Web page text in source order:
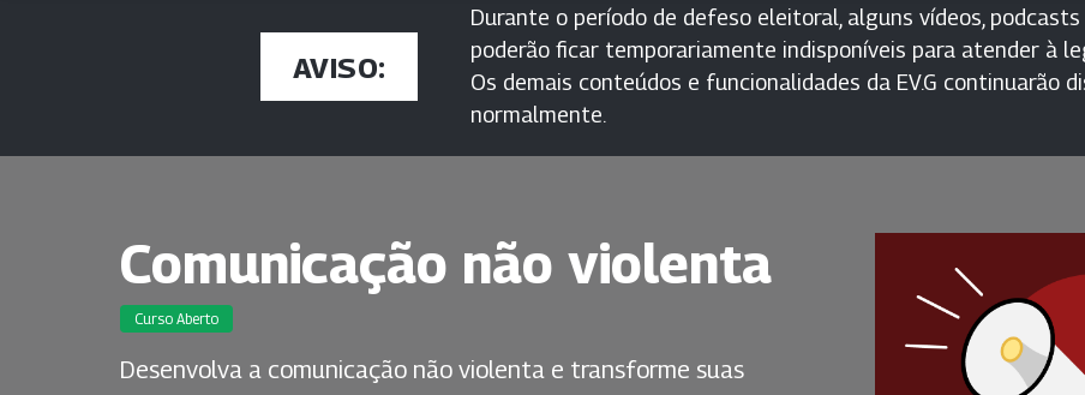
AVISO:
Durante o período de defeso eleitoral, alguns vídeos,
poderão ficar temporariamente indisponíveis para atender à
Os demais conteúdos e funcionalidades da EV.G continuarão
normalmente.
Comunicação não violenta
Curso Aberto
Desenvolva a comunicação não violenta e transforme suas